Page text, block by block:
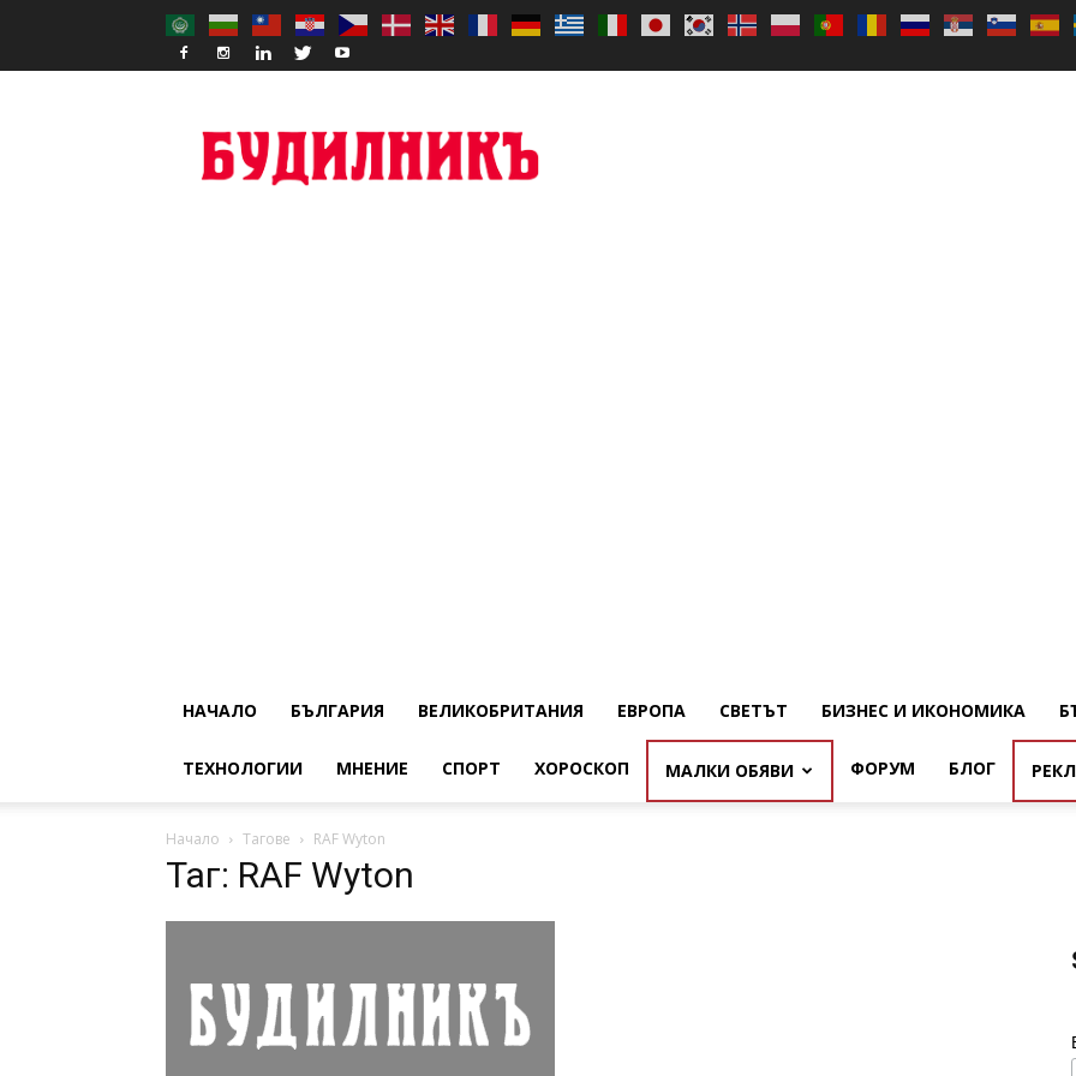
НАЧАЛО БЪЛГАРИЯ ВЕЛИКОБРИТАНИЯ ЕВРОПА СВЕТЪТ БИЗНЕС И ИКОНОМИКА
ТЕХНОЛОГИИ МНЕНИЕ СПОРТ ХОРОСКОП МАЛКИ ОБЯВИ ФОРУМ БЛОГ
Начало Тагове RAF Wyton
Таг: RAF Wyton